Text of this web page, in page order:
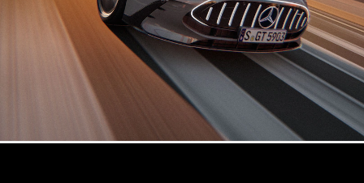
Alle
Cabriolets /
Roadsters
Cabriolet
Mercedes-